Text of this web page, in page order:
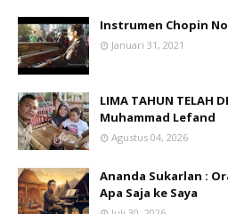
Instrumen Chopin
Januari 31, 2021
LIMA TAHUN TELAH
Muhammad Lefand
Agustus 04, 2026
Ananda Sukarlan :
Apa Saja ke Saya